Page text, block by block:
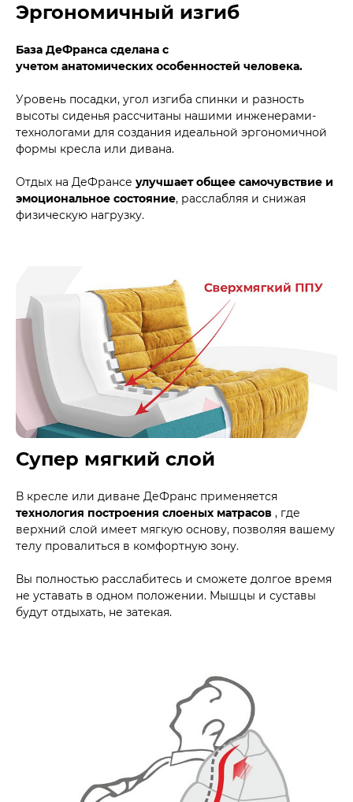
Эргономичный изгиб
База ДеФранса сделана с
учетом анатомических особенностей человека.
Уровень посадки, угол изгиба спинки и разность
высоты сиденья рассчитаны нашими инженерами-
технологами для создания идеальной эргономичной
формы кресла или дивана.
Отдых на ДеФрансе улучшает общее самочувствие и
эмоциональное состояние, расслабляя и снижая
физическую нагрузку.
Супер мягкий слой
В кресле или диване ДеФранс применяется
технология построения слоеных матрасов , где
верхний слой имеет мягкую основу, позволяя вашему
телу провалиться в комфортную зону.
Вы полностью расслабитесь и сможете долгое время
не уставать в одном положении. Мышцы и суставы
будут отдыхать, не затекая.